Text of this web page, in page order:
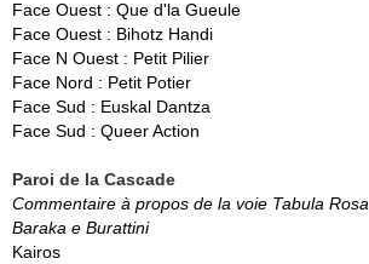
Face Ouest : Que d'la Gueule
Face Ouest : Bihotz Handi
Face N Ouest : Petit Pilier
Face Nord : Petit Potier
Face Sud : Euskal Dantza
Face Sud : Queer Action
Paroi de la Cascade
Commentaire à propos de la voie Tabula Rosa
Baraka e Burattini
Kairos